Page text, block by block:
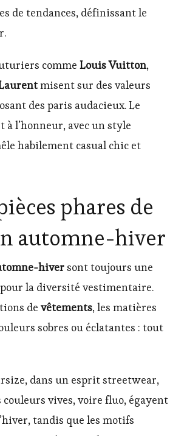
de tendances, définissant le
comme Louis Vuitton,
misent sur des valeurs
des paris audacieux. Le
à l’honneur, avec un style
habilement casual chic et
phares de
automne-hiver
hiversont toujours une
la diversité vestimentaire.
de vêtements, les matières
sobres ou éclatantes : tout
dans un esprit streetwear,
couleurs vives, voire fluo, égayent
tandis que les motifs